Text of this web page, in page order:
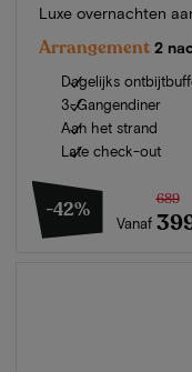
Luxe overnachten
Arrangement 2
Dagelijks
3-Gangendiner
Aan het strand
Late check-out
-42%
Vanaf
689